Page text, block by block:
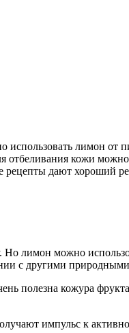
использовать лимон
отбеливания кожи
дают хороший
лимон можно
с другими
полезна кожура
импульс к